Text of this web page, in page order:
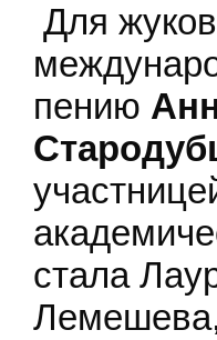
Для
пению
стала